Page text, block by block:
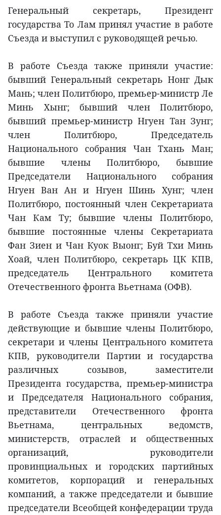
Генеральный секретарь, Президент
государства То Лам принял участие в работе
Съезда и выступил с руководящей речью.
В работе Съезда также приняли участие:
бывший Генеральный секретарь Нонг Дык
Мань; член Политбюро, премьер-министр Ле
Минь Хынг; бывший член Политбюро,
бывший премьер-министр Нгуен Тан Зунг;
член Политбюро, Председатель
Национального собрания Чан Тхань Ман;
бывшие члены Политбюро, бывшие
Председатели Национального собрания
Нгуен Ван Ан и Нгуен Шинь Хунг; член
Политбюро, постоянный член Секретариата
Чан Кам Ту; бывшие члены Политбюро,
бывшие постоянные члены Секретариата
Фан Зиен и Чан Куок Выонг; Буй Тхи Минь
Хоай, член Политбюро, секретарь ЦК КПВ,
председатель Центрального комитета
Отечественного фронта Вьетнама (ОФВ).
В работе Съезда также приняли участие
действующие и бывшие члены Политбюро,
секретари и члены Центрального комитета
КПВ, руководители Партии и государства
различных созывов, заместители
Президента государства, премьер-министра
и Председателя Национального собрания,
представители Отечественного фронта
Вьетнама, центральных ведомств,
министерств, отраслей и общественных
организаций, руководители
провинциальных и городских партийных
комитетов, корпораций и генеральных
компаний, а также председатели и бывшие
председатели Всеобщей конфедерации труда